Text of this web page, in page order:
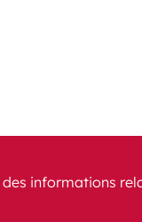
informations